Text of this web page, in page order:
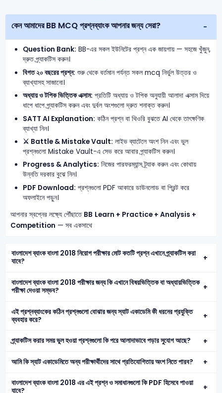
কেন আমাদের BB MCQ প্রশ্নব্যাংক আপনার জন্য সেরা?
Question Bank: BB-এর সকল ইউনিটের প্রশ্ন এক জায়গায় — সহজে খুঁজুন,
দ্রুত প্র্যাকটিস করুন।
বিগত ২০ বছরের প্রশ্ন: শুরু থেকে বর্তমান পর্যন্ত সকল mcq নির্ভুল উত্তর ও
ব্যাখ্যাসহ সাজানো।
অধ্যায় ও টপিক ভিত্তিক এক্সাম: প্রতিটি অধ্যায় ও টপিক অনুযায়ী আলাদা এক্সাম দিয়ে
ধাপে ধাপে প্র্যাকটিস করুন এবং দুর্বল অংশগুলো দ্রুত শনাক্ত করুন।
SATT AI Explanation: কঠিন প্রশ্ন বা থিওরি বুঝতে AI থেকে তাৎক্ষণিক
ব্যাখ্যা নিন।
⚔️ Battle & Mistake Vault: লাইভ ব্যাটেলে অংশ নিন এবং ভুল
প্রশ্নগুলো Mistake Vault-এ সেভ করে আবার প্র্যাকটিস করুন।
Progress & Analytics: নিজের পারফরম্যান্স ট্র্যাক করুন এবং কোথায়
উন্নতি দরকার বুঝে নিন।
PDF Download: প্রশ্নগুলো PDF আকারে ডাউনলোড বা প্রিন্ট করে
অফলাইনে পড়ুন।
আপনার স্বপ্নের লক্ষ্যে পৌঁছাতে BB Learn + Practice + Analysis +
Competition — সব একসাথে
বাংলাদেশ ব্যাংক বাংলা 2018 নিয়োগ পরীক্ষার মোট কতটি প্রশ্ন এখানে প্র্যাকটিস করা
যাবে?
বাংলাদেশ ব্যাংক বাংলা 2018 পরীক্ষার জন্য কি এখানে বিষয়ভিত্তিক বা অধ্যায়ভিত্তিক
পরীক্ষা দেওয়া সম্ভব?
এই প্রশ্নব্যাংকের কঠিন প্রশ্নগুলো বোঝার জন্য স্যাট একাডেমি কী ধরনের প্রযুক্তি
ব্যবহার করে?
প্র্যাকটিস করার সময় ভুল হওয়া প্রশ্নগুলো কি পরে আলাদাভাবে পড়ার সুযোগ আছে?
আমি কি স্যাট একাডেমিতে অন্য পরীক্ষার্থীদের সাথে প্রতিযোগিতায় অংশ নিতে পারব?
বাংলাদেশ ব্যাংক বাংলা 2018 এর এই প্রশ্ন ও সমাধানগুলো কি PDF হিসেবে পাওয়া
যাবে?